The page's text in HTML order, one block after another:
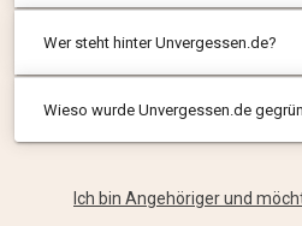
Wer steht hinter Unvergessen.de?
Wieso wurde Unvergessen.de
Ich bin Angehöriger und